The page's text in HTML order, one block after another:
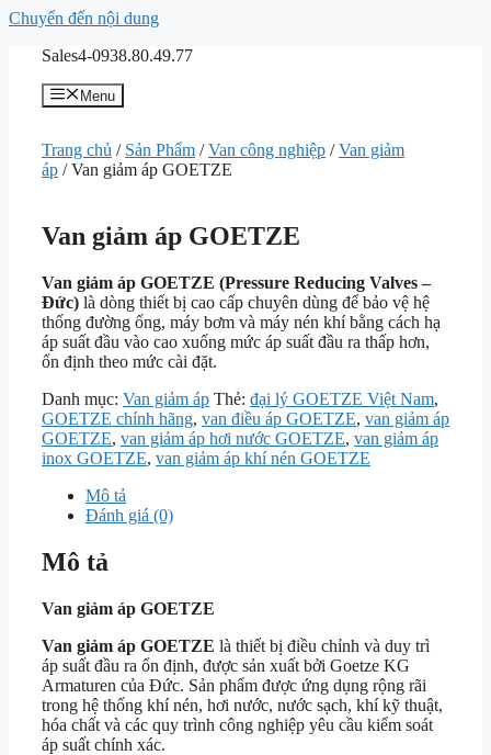
Chuyển đến nội dung
Sales4-0938.80.49.77
Menu
Trang chủ / Sản Phẩm /Van công nghiệp /Van giảm
áp / Van giảm áp GOETZE
Van giảm áp GOETZE
Van giảm áp GOETZE (Pressure Reducing Valves –
Đức) là dòng thiết bị cao cấp chuyên dùng để bảo vệ hệ
thống đường ống, máy bơm và máy nén khí bằng cách hạ
áp suất đầu vào cao xuống mức áp suất đầu ra thấp hơn,
ổn định theo mức cài đặt.
Danh mục: Van giảm áp Thẻ: đại lý GOETZE Việt Nam,
GOETZE chính hãng, van điều áp GOETZE, van giảm áp
GOETZE, van giảm áp hơi nước GOETZE, van giảm áp
inox GOETZE, van giảm áp khí nén GOETZE
Mô tả
Đánh giá (0)
Mô tả
Van giảm áp GOETZE
Van giảm áp GOETZE là thiết bị điều chỉnh và duy trì
áp suất đầu ra ổn định, được sản xuất bởi Goetze KG
Armaturen của Đức. Sản phẩm được ứng dụng rộng rãi
trong hệ thống khí nén, hơi nước, nước sạch, khí kỹ thuật,
hóa chất và các quy trình công nghiệp yêu cầu kiểm soát
áp suất chính xác.